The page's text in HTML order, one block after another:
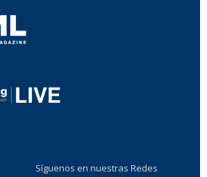
Síguenos en nuestras Redes